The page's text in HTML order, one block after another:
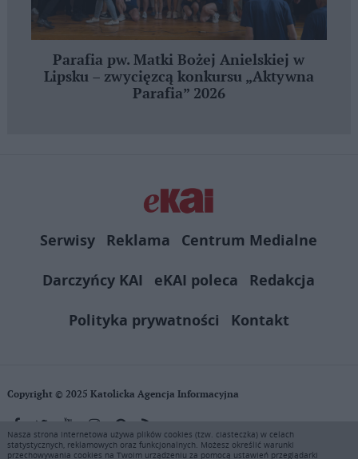
Parafia pw. Matki Bożej Anielskiej w
Lipsku – zwycięzcą konkursu „Aktywna
Parafia” 2026
Serwisy Reklama
Centrum Medialne
Darczyńcy KAI
eKAI poleca
Redakcja
Polityka prywatności
Kontakt
Copyright © 2025 Katolicka Agencja Informacyjna
KAI zastrzega wszelkie prawa do serwisu. Użytkownicy mogą pobierać
Nasza strona internetowa używa plików cookies (tzw. ciasteczka) w celach
statystycznych, reklamowych oraz funkcjonalnych. Możesz określić warunki
przechowywania cookies na Twoim urządzeniu za pomocą ustawień przeglądarki